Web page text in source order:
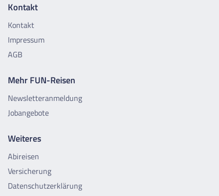
Kontakt
Kontakt
Impressum
AGB
Mehr FUN-Reisen
Newsletteranmeldung
Jobangebote
Weiteres
Abireisen
Versicherung
Datenschutzerklärung